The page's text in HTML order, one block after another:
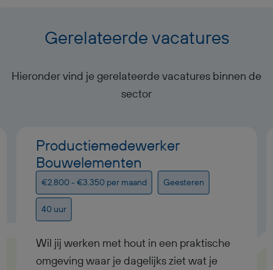
Gerelateerde vacatures
Hieronder vind je gerelateerde vacatures binnen de
sector
Productiemedewerker
Bouwelementen
€2.800 - €3.350 per maand Geesteren
40 uur
Wil jij werken met hout in een praktische
omgeving waar je dagelijks ziet wat je